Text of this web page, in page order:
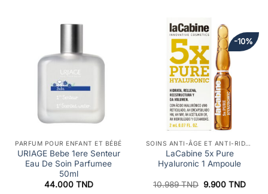
PARFUM POUR ENFANT ET BÉBÉ
URIAGE Bebe 1ere Senteur
Eau De Soin Parfumee
50ml
44.000 TND
-10%
SOINS ANTI-ÂGE ET ANTI-RIDES
LaCabine 5x Pure
Hyaluronic 1 Ampoule
10.989TND Le
9.900TNDLe